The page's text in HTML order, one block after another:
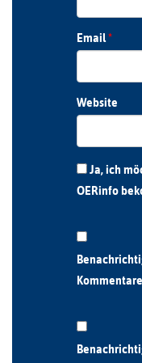
Email*
Website
Ja, ich
OERinfo